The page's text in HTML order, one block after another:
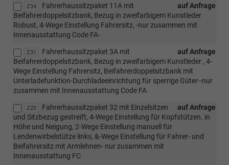
Z34 auf Anfrage
Fahrerhaussitzpaket 11A mit
Beifahrerdoppelsitzbank, Bezug in zweifarbigem Kunstleder
Robust, 4-Wege Einstellung Fahrersitz, -nur zusammen mit
Innenausstattung Code FA-
Z31 auf Anfrage
Fahrerhaussitzpaket 3A mit
Beifahrerdoppelsitzbank, Bezug in zweifarbigem Kunstleder , 4-
Wege Einstellung Fahrersitz, Beifahrerdoppelsitzbank mit
Unterladefunktion-Durchladeeinrichtung für sperrige Güter--nur
zusammen mit Innenausstattung Code FA
Z20 auf Anfrage
Fahrerhaussitzpaket 32 mit Einzelsitzen
und Sitzbezug gestreift, 4-Wege Einstellung für Kopfstützen. in
Höhe und Neigung, 2-Wege Einstellung manuell für
Lendenwirbelstütze links, &-Wege Einstellung für Fahrer- und
Beifahrersitz mit Armlehnen- nur zusammen mit
Innenausstattung FC